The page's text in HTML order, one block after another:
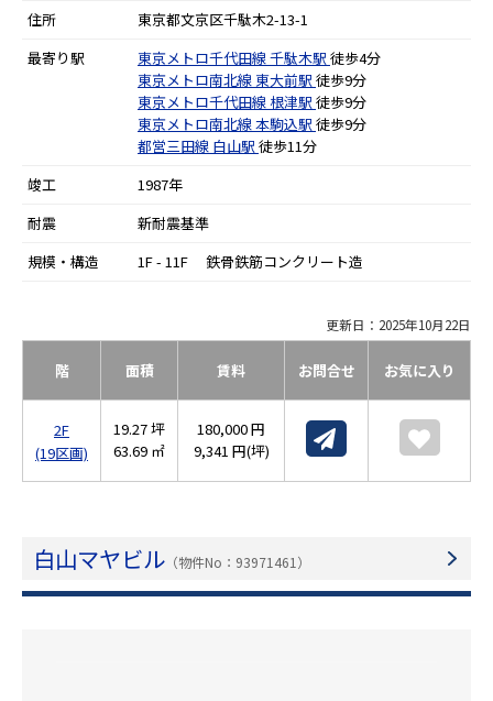
住所
東京都文京区千駄木2-13-1
最寄り駅
東京メトロ千代田線千駄木駅 徒歩4分
東京メトロ南北線 東大前駅 徒歩9分
東京メトロ千代田線根津駅 徒歩9分
東京メトロ南北線本駒込駅 徒歩9分
都営三田線 白山駅 徒歩11分
竣工
1987年
耐震
新耐震基準
規模・構造
1F - 11F 鉄骨鉄筋コンクリート造
更新日：2025年10月22日
階 面積 賃料 お問合せ お気に入り
2F
(19区画)
19.27 坪
63.69 ㎡
180,000 円
9,341 円(坪)
白山マヤビル （物件No：93971461）